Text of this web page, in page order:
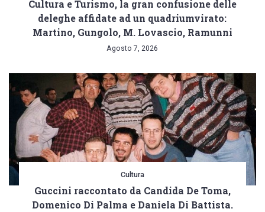
Cultura e Turismo, la gran confusione delle
deleghe affidate ad un quadriumvirato:
Martino, Gungolo, M. Lovascio, Ramunni
Agosto 7, 2026
Cultura
Guccini raccontato da Candida De Toma,
Domenico Di Palma e Daniela Di Battista.